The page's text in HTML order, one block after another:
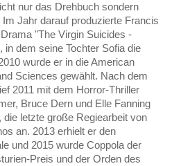
nur das Drehbuch sondern
Jahr darauf produzierte Francis
"The Virgin Suicides -
in dem seine Tochter Sofia die
wurde er in die American
Sciences gewählt. Nach dem
2011 mit dem Horror-Thriller
Bruce Dern und Elle Fanning
die letzte große Regiearbeit von
an. 2013 erhielt er den
und 2015 wurde Coppola der
Preis und der Orden des